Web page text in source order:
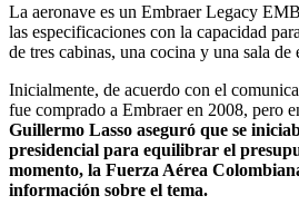
La aeronave es un Embraer Legacy
las especificaciones con la capacidad
de tres cabinas, una cocina y una sala de
Inicialmente, de acuerdo con el
fue comprado a Embraer en 2008, pero
Guillermo Lasso aseguró que se
presidencial para equilibrar el
momento, la Fuerza Aérea
información sobre el tema.